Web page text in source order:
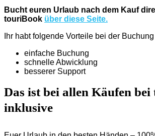
Bucht euren Urlaub nach dem Kauf
touriBook über diese Seite.
Ihr habt folgende Vorteile bei der
einfache Buchung
schnelle Abwicklung
besserer Support
Das ist bei allen Käufen
inklusive